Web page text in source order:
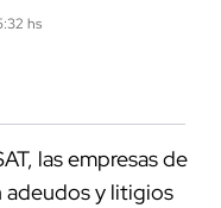
hs
las empresas de
adeudos y litigios